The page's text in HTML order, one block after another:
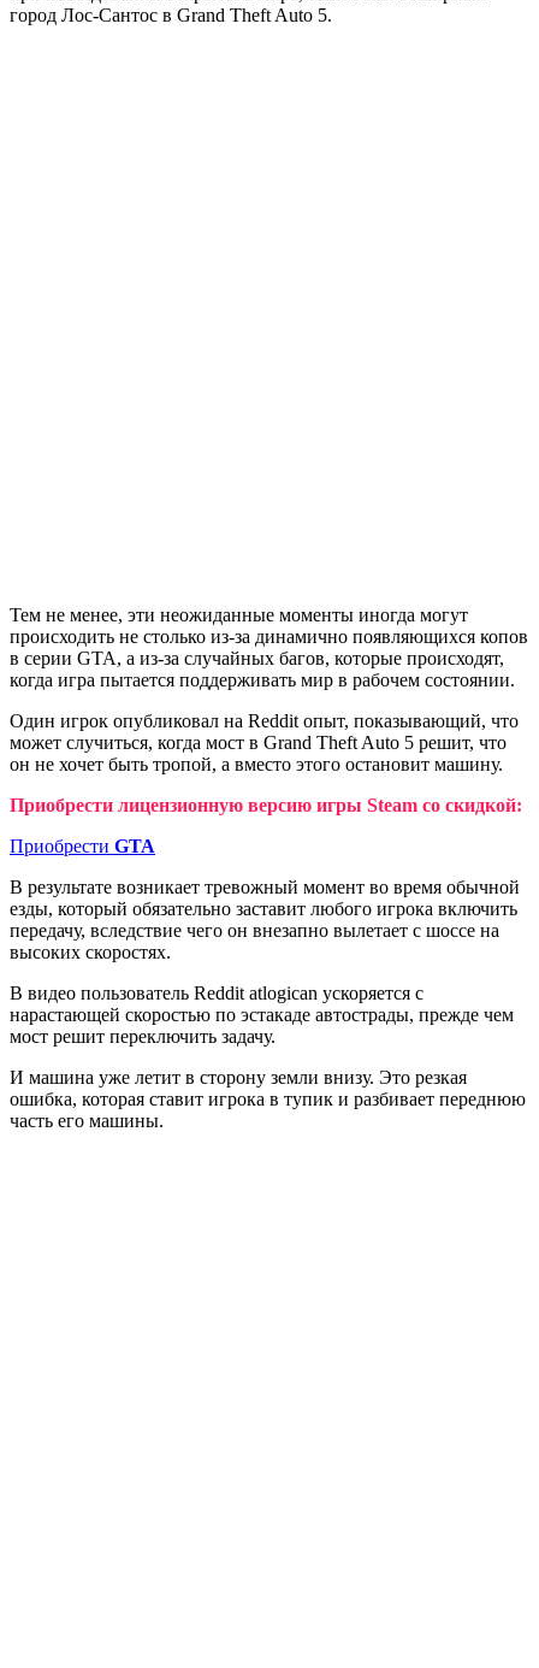
город Лос-Сантос в Grand Theft Auto 5.
Тем не менее, эти неожиданные моменты иногда могут
происходить не столько из-за динамично появляющихся копов
в серии GTA, а из-за случайных багов, которые происходят,
когда игра пытается поддерживать мир в рабочем состоянии.
Один игрок опубликовал на Reddit опыт, показывающий, что
может случиться, когда мост в Grand Theft Auto 5 решит, что
он не хочет быть тропой, а вместо этого остановит машину.
Приобрести лицензионную версию игры Steam со скидкой:
Приобрести GTA
В результате возникает тревожный момент во время обычной
езды, который обязательно заставит любого игрока включить
передачу, вследствие чего он внезапно вылетает с шоссе на
высоких скоростях.
В видео пользователь Reddit atlogican ускоряется с
нарастающей скоростью по эстакаде автострады, прежде чем
мост решит переключить задачу.
И машина уже летит в сторону земли внизу. Это резкая
ошибка, которая ставит игрока в тупик и разбивает переднюю
часть его машины.